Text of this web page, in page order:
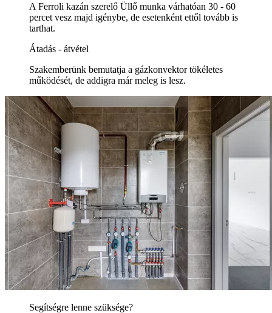
A Ferroli kazán szerelő Üllő munka várhatóan 30 - 60
percet vesz majd igénybe, de esetenként ettől tovább is
tarthat.
Átadás - átvétel
Szakemberünk bemutatja a gázkonvektor tökéletes
működését, de addigra már meleg is lesz.
Segítségre lenne szüksége?